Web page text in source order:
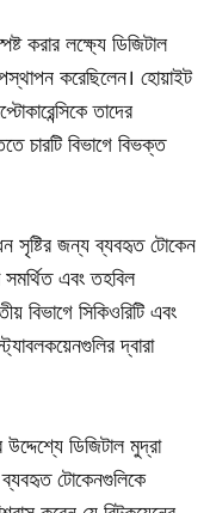
করার লক্ষ্যে ডিজিটাল
করেছিলেন। হোয়াইট
তাদের
চারটি বিভাগে বিভক্ত
সৃষ্টির জন্য ব্যবহৃত টোকেন
সমর্থিত এবং তহবিল
বিভাগে সিকিওরিটি এবং
দ্বারা
ডিজিটাল মুদ্রা
টোকেনগুলিকে